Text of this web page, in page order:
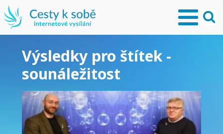
Výsledky pro štítek -
sounáležitost